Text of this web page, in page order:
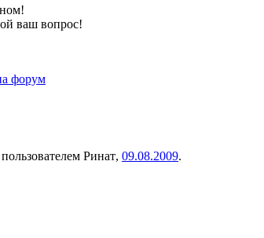
ваш вопрос!
форум
Ринат, 09.08.2009.